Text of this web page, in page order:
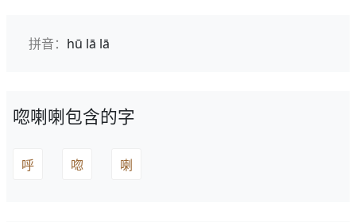
拼音： hū lā lā
唿喇喇包含的字
呼 唿 喇